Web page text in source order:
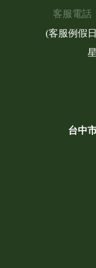
客服電話
(客服例假
台中